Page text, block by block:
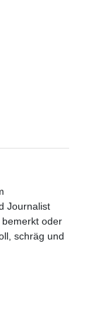
Journalist
oder
schräg und